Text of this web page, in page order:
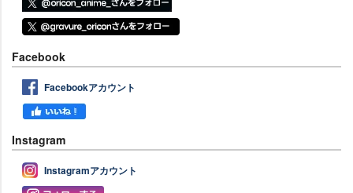
Facebook
Facebookアカウント
Instagram
Instagramアカウント